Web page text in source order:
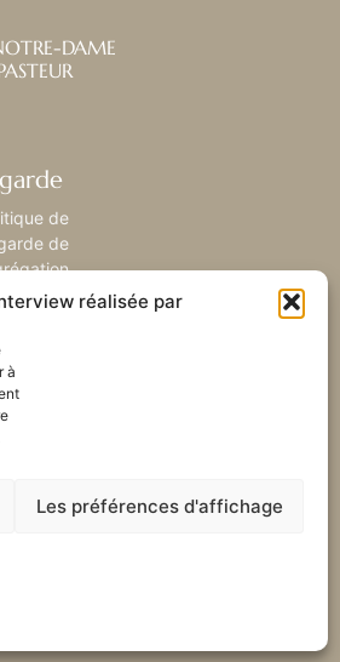
réalisée par
à
Les préférences d'affichage
DAME
de
de